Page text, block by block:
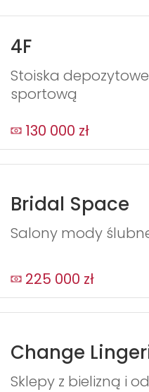
4F
Stoiska
sportową
130 000 zł
Bridal Space
Salony mody
225 000 zł
Change
Sklepy z bielizną i